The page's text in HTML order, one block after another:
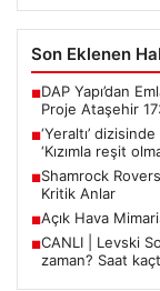
Son Eklenen
■DAP Yapı’dan
Proje Ataşehir
■‘Yeraltı’
‘Kızımla reşit
■Shamrock
Kritik Anlar
■Açık Hava
■CANLI | Levski
zaman? Saat